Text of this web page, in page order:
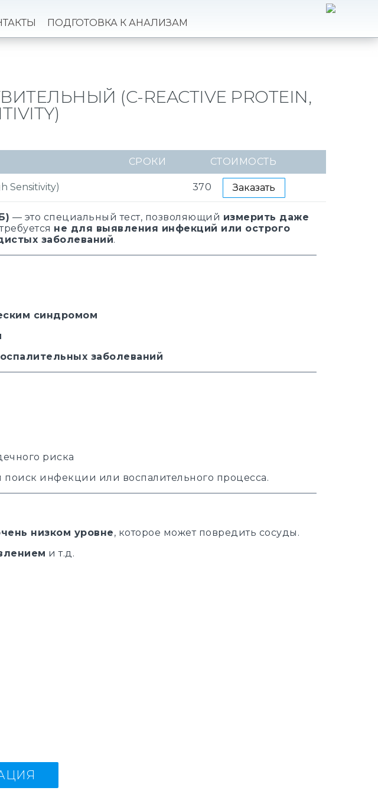
ПОДГОТОВКА К АНАЛИЗАМ
(C-REACTIVE PROTEIN,
СРОКИ СТОИМОСТЬ
Sensitivity) 370 Заказать
— это специальный тест, позволяющий измерить даже
не для выявления инфекций или острого
заболеваний.
синдромом
заболеваний
риска
поиск инфекции или воспалительного процесса.
низком уровне, которое может повредить сосуды.
и т.д.